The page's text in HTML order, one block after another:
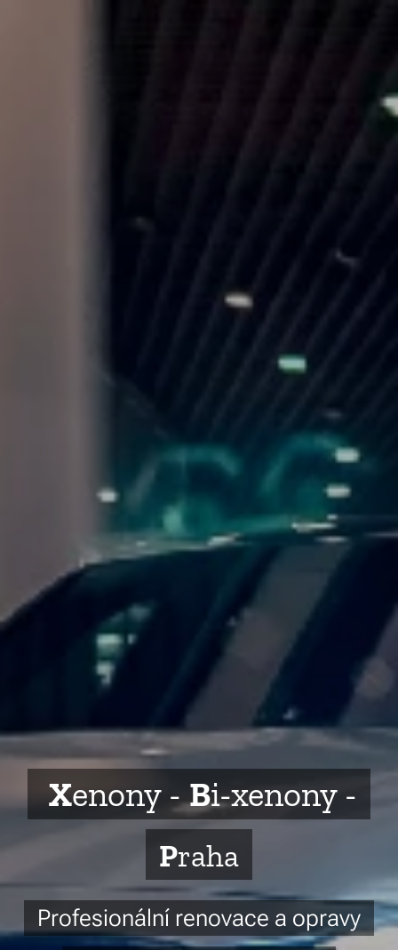
Xenony -Bi-xenony -
Praha
Profesionální renovace a opravy